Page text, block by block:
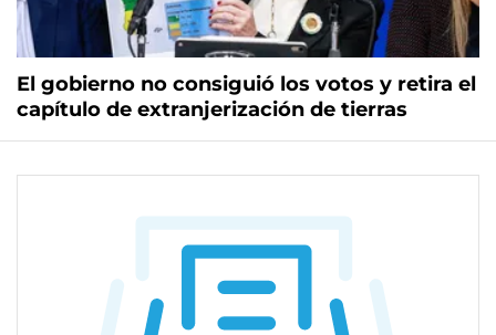
El gobierno no consiguió los votos y retira el
capítulo de extranjerización de tierras